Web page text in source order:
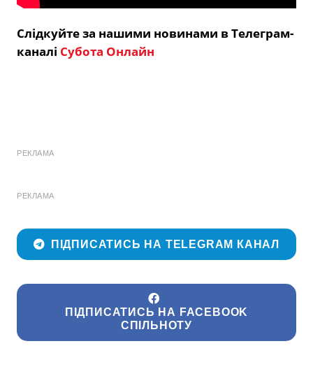
Слідкуйте за нашими новинами в Телеграм-
каналі Субота Онлайн
РЕКЛАМА
РЕКЛАМА
ПІДПИСАТИСЬ НА TELEGRAM КАНАЛ
ПІДПИСАТИСЬ НА FACEBOOK
СПІЛЬНОТУ